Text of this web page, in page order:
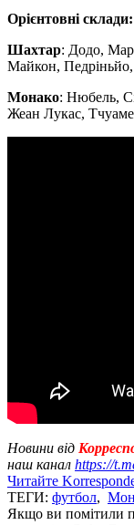
Орієнтовні склади:
Шахтар: Додо,
Майкон,
Монако: Нюбель,
Жеан Лукас,
Новини від
наш канал https://
Читайте
ТЕГИ: футбол,
Якщо ви помітили